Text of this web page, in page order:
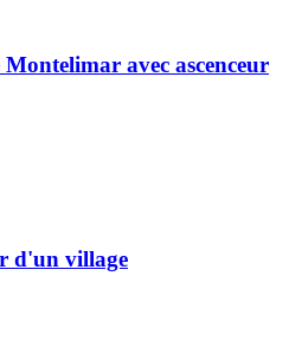
Montelimar avec ascenceur
d'un village